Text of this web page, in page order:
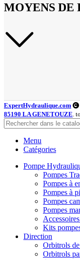
MOYENS DE
ExpertHydraulique.com
85190 LA GENETOUZE .
Menu
Catégories
Pompe
Pompes
Pompes à
Pompes à
Pompes
Pompes
Kits
Direction
Orbitrols
Orbitrols